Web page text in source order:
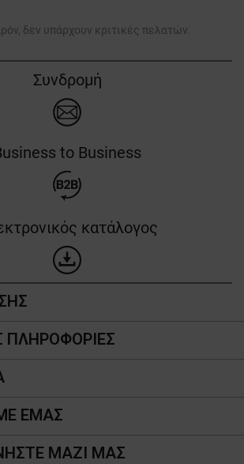
δεν υπάρχουν κριτικές πελατών.
Συνδρομή
to Business
κατάλογος
ΠΛΗΡΟΦΟΡΙΕΣ
ΕΜΑΣ
ΜΑΖΊ ΜΑΣ